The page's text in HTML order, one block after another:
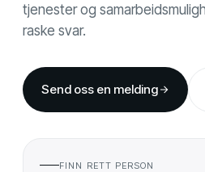
tjenester og
raske svar.
Send oss en melding
FINN RETT PERSON